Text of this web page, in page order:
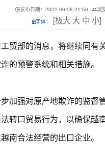
发布日期：2022-06-08 21:50
浏
字体：
[极大 大 中 小]
贸部的消息，将继续同有
的预警系统和相关措施。
加强对原产地欺诈的监督
转口贸易行为，以确保越
南合法经营的出口企业。